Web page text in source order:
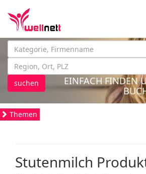
suchen
EINFACH FINDEN
Themen
Stutenmilch